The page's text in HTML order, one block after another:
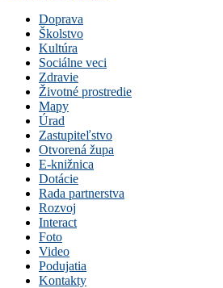
Doprava
Školstvo
Kultúra
Sociálne veci
Zdravie
Životné prostredie
Mapy
Úrad
Zastupiteľstvo
Otvorená župa
E-knižnica
Dotácie
Rada partnerstva
Rozvoj
Interact
Foto
Video
Podujatia
Kontakty